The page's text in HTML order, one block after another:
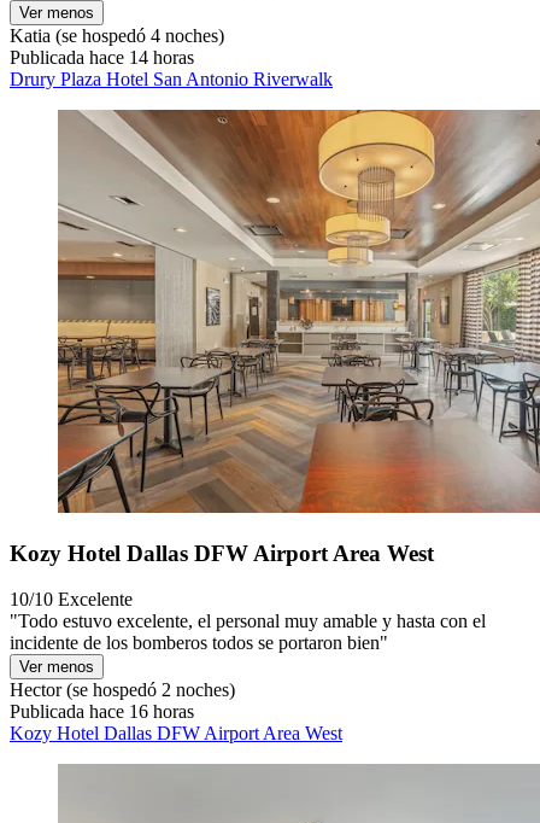
Ver menos
Katia (se hospedó 4 noches)
Publicada hace 14 horas
Drury Plaza Hotel San Antonio Riverwalk
Kozy Hotel Dallas DFW Airport Area West
10/10 Excelente
"Todo estuvo excelente, el personal muy amable y hasta con el
incidente de los bomberos todos se portaron bien"
Ver menos
Hector(se hospedó 2 noches)
Publicada hace 16 horas
Kozy Hotel Dallas DFW Airport Area West